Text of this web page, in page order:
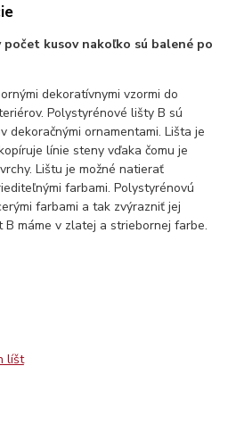
kusov nakoľko sú balené po
dekoratívnymi vzormi do
Polystyrénové lišty B sú
dekoračnými ornamentami. Lišta je
línie steny vďaka čomu je
Lištu je možné natierať
farbami. Polystyrénovú
farbami a tak zvýrazniť jej
máme v zlatej a striebornej farbe.
líšt